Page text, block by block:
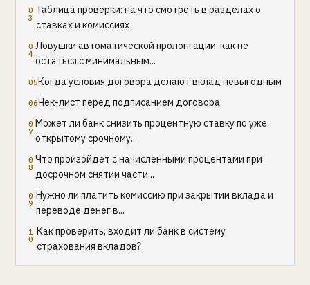
Таблица проверки: на что смотреть в разделах о
ставках и комиссиях
Ловушки автоматической пролонгации: как не
остаться с минимальным...
Когда условия договора делают вклад невыгодным
Чек-лист перед подписанием договора
Может ли банк снизить процентную ставку по уже
открытому срочному...
Что произойдет с начисленными процентами при
досрочном снятии части...
Нужно ли платить комиссию при закрытии вклада и
переводе денег в...
Как проверить, входит ли банк в систему
страхования вкладов?